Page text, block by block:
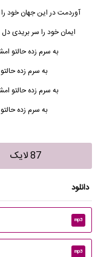
آوردمت در این جهان خود
ایمان خود را سر بریدی
به سرم زده حالتو
به سرم زده
به سرم زده حالتو
به سرم زده
87 لایک
دانلود
mp3
mp3